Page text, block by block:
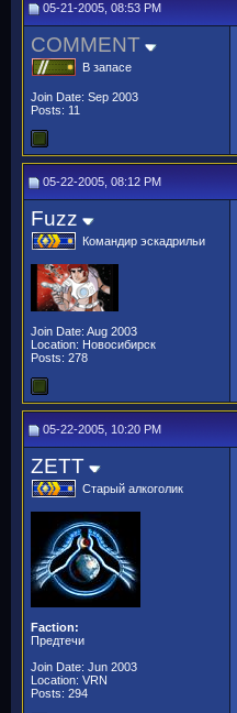
05-21-2005, 08:53 PM
COMMENT
В запасе
Join Date: Sep 2003
Posts: 11
05-22-2005, 08:12 PM
Fuzz
Командир эскадрильи
Join Date: Aug 2003
Location: Новосибирск
Posts: 278
05-22-2005, 10:20 PM
ZETT
Старый алкоголик
Faction:
Предтечи
Join Date: Jun 2003
Location: VRN
Posts: 294